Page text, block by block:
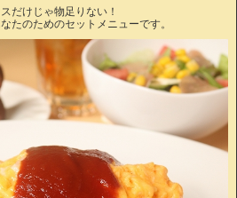
だけじゃ物足りない！
たのためのセットメニューです。